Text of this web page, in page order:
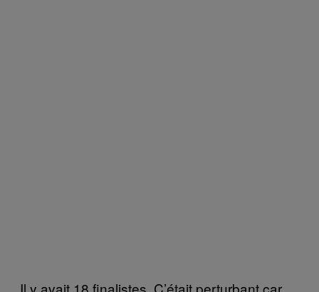
Il y avait 18 finalistes. C’était perturbant car,